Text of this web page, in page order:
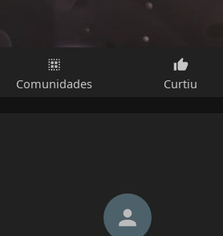
Comunidades Curtiu